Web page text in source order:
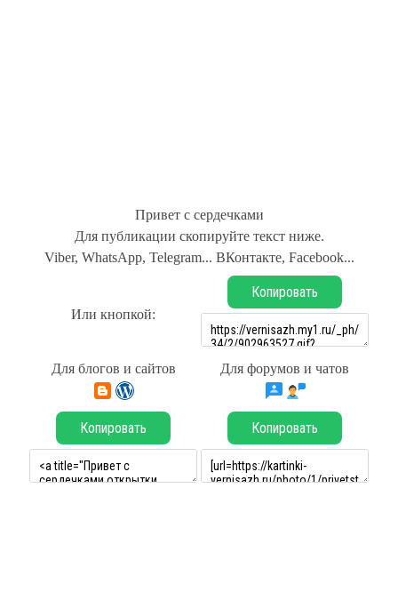
Привет с сердечками
Для публикации скопируйте текст ниже.
Viber, WhatsApp, Telegram... ВКонтакте, Facebook...
Или кнопкой:
Копировать
Для блогов и сайтов Для форумов и чатов
Копировать Копировать